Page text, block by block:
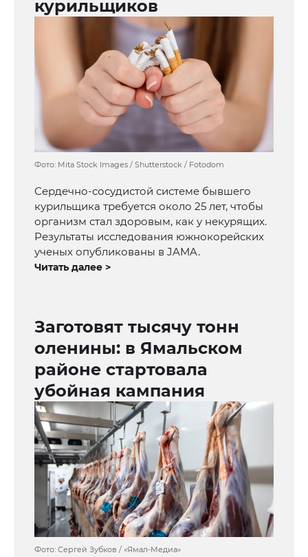
курильщиков
Фото: Mita Stock Images / Shutterstock / Fotodom
Сердечно-сосудистой системе бывшего
курильщика требуется около 25 лет, чтобы
организм стал здоровым, как у некурящих.
Результаты исследования южнокорейских
ученых опубликованы в JAMA.
Читать далее >
Заготовят тысячу тонн
оленины: в Ямальском
районе стартовала
убойная кампания
Фото: Сергей Зубков / «Ямал-Медиа»